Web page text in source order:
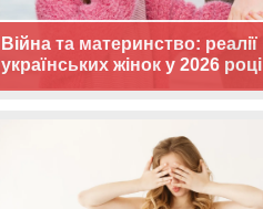
Війна та материнство: реалії
українських жінок у 2026 році